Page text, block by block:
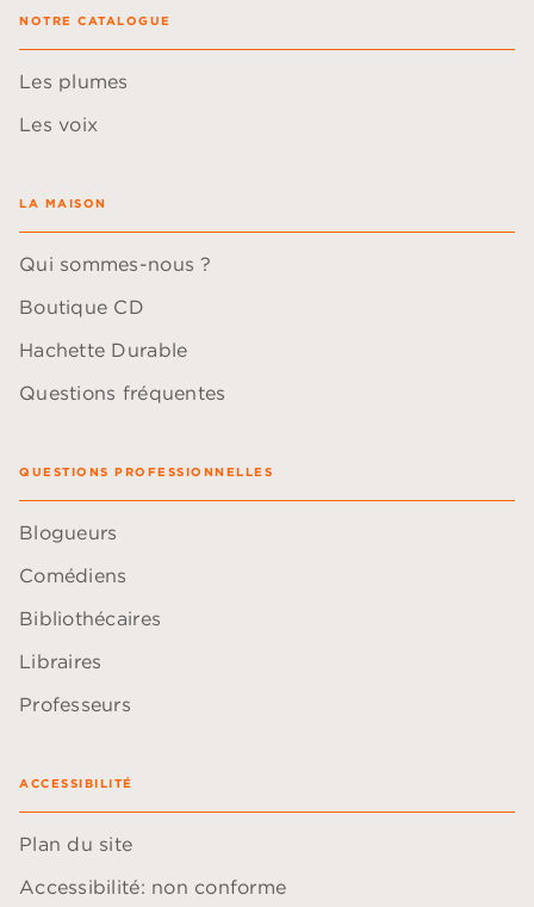
NOTRE CATALOGUE
Les plumes
Les voix
LA MAISON
Qui sommes-nous ?
Boutique CD
Hachette Durable
Questions fréquentes
QUESTIONS PROFESSIONNELLES
Blogueurs
Comédiens
Bibliothécaires
Libraires
Professeurs
ACCESSIBILITÉ
Plan du site
Accessibilité: non conforme